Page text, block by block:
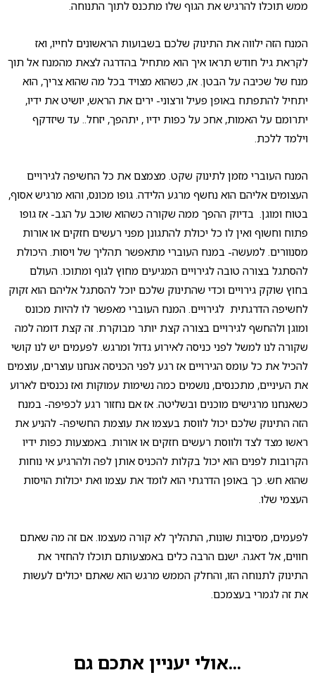
ממש תוכלו להרגיש את הגוף שלו מתכנס לתוך התנוחה.
המנח הזה ילווה את התינוק שלכם בשבועות הראשונים לחייו, ואז
לקראת גיל חודש תראו איך הוא מתחיל בהדרגה לצאת מהמנח אל תוך
מנח של שכיבה על הבטן. אז, כשהוא מצויד בכל מה שהוא צריך, הוא
יתחיל להתפתח באופן פעיל ורצוני- ירים את הראש, יושיט את ידיו,
יתרומם על האמות, אחכ על כפות ידיו , יתהפך, יזחל.. עד שיזדקף
וילמד ללכת.
המנח העוברי מזמן לתינוק שקט. מצמצם את כל החשיפה לגירויים
העצומים אליהם הוא נחשף מרגע הלידה. גופו מכונס, והוא מרגיש אסוף,
בטוח ומוגן. בדיוק ההפך ממה שקורה כשהוא שוכב על הגב- אז גופו
פתוח וחשוף ואין לו כל יכולת להתגונן מפני רעשים חזקים או אורות
מסנוורים. למעשה- במנח העוברי מתאפשר תהליך של ויסות. היכולת
להסתגל בצורה טובה לגירויים המגיעים מחוץ לגוף ומתוכו. העולם
בחוץ שוקק גירויים וכדי שהתינוק שלכם יוכל להסתגל אליהם הוא זקוק
לחשיפה הדרגתית לגירויים. המנח העוברי מאפשר לו להיות מכונס
ומוגן ולהחשף לגירויים בצורה קצת יותר מבוקרת. זה קצת דומה למה
שקורה לנו למשל לפני כניסה לאירוע גדול ומרגש. לפעמים יש לנו קושי
להכיל את כל עומס הגירויים אז רגע לפני הכניסה אנחנו עוצרים, עוצמים
את העיניים, מתכנסים, נושמים כמה נשימות עמוקות ואז נכנסים לארוע
כשאנחנו מרגישים מוכנים ובשליטה. אז אם נחזור רגע לכפיפה- במנח
הזה התינוק שלכם יכול לווסת בעצמו את עוצמת החשיפה- להניע את
ראשו מצד לצד ולווסת רעשים חזקים או אורות. באמצעות כפות ידיו
הקרובות לפנים הוא יכול בקלות להכניס אותן לפה ולהרגיע אי נוחות
שהוא חש. כך באופן הדרגתי הוא לומד את עצמו ואת יכולות הויסות
העצמי שלו.
לפעמים, מסיבות שונות, התהליך לא קורה מעצמו. אם זה מה שאתם
חווים, אל דאגה. ישנם הרבה כלים באמצעותם תוכלו להחזיר את
התינוק לתנוחה הזו, והחלק הממש מרגש הוא שאתם יכולים לעשות
את זה לגמרי בעצמכם.
...אולי יעניין אתכם גם